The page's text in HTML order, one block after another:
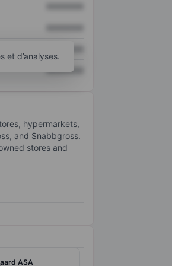
XXXXXXX
et d’analyses.
hypermarkets,
and Snabbgross.
stores and
ASA